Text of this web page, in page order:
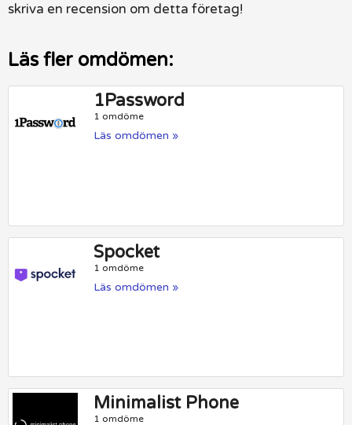
skriva en recension om detta företag!
Läs fler omdömen:
1Password
1 omdöme
Läs omdömen »
Spocket
1 omdöme
Läs omdömen »
Minimalist Phone
1 omdöme